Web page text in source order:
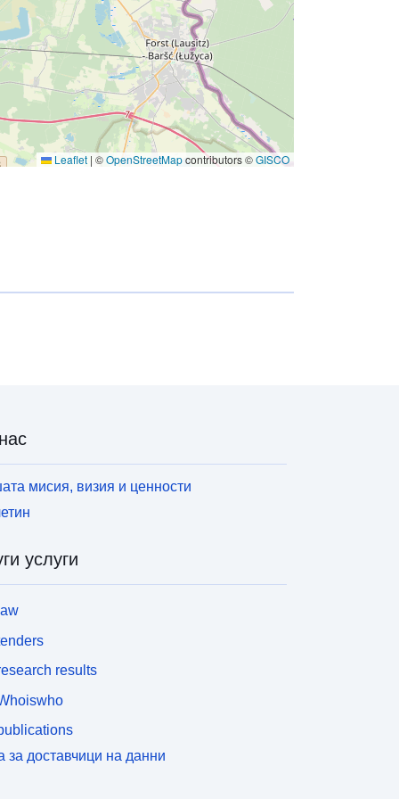
Leaflet | ©OpenStreetMapcontributors ©GISCO
мисия, визия и ценности
услуги
results
за доставчици на данни